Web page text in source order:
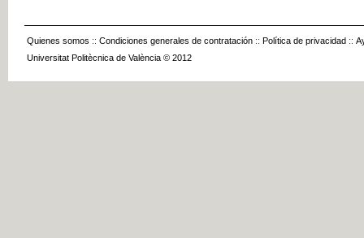
Quienes somos :: Condiciones generales de contratación :: Política de privacidad ::
Universitat Politècnica de València © 2012